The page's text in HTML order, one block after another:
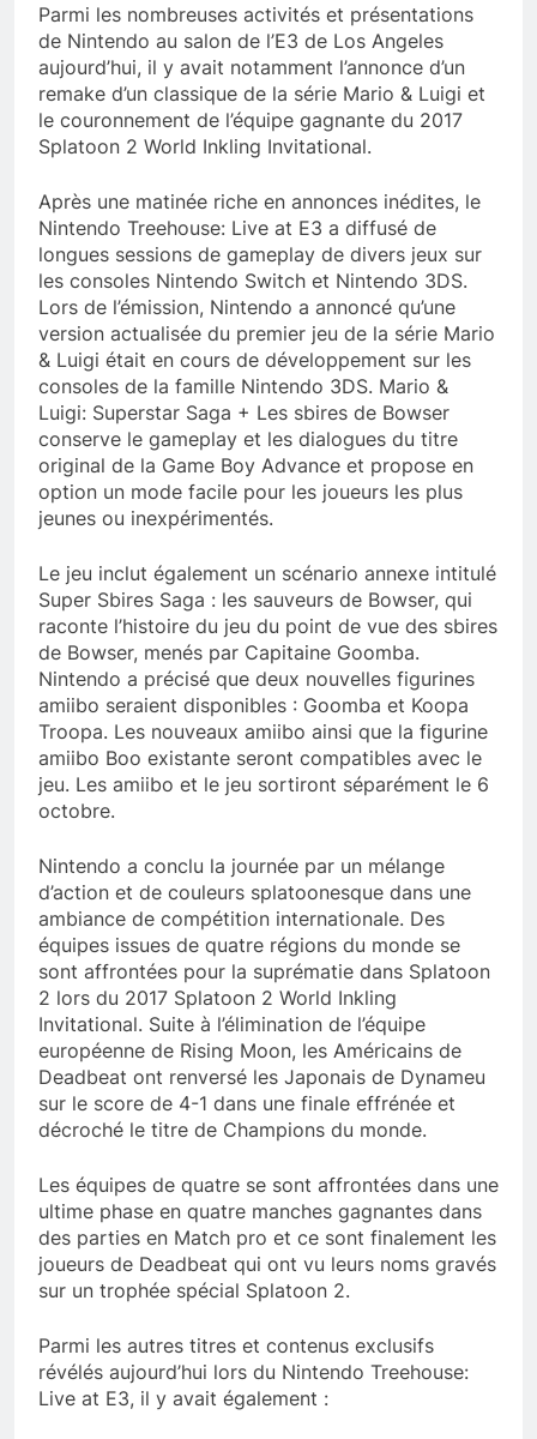
Parmi les nombreuses activités et présentations
de Nintendo au salon de l’E3 de Los Angeles
aujourd’hui, il y avait notamment l’annonce d’un
remake d’un classique de la série Mario & Luigi et
le couronnement de l’équipe gagnante du 2017
Splatoon 2 World Inkling Invitational.
Après une matinée riche en annonces inédites, le
Nintendo Treehouse: Live at E3 a diffusé de
longues sessions de gameplay de divers jeux sur
les consoles Nintendo Switch et Nintendo 3DS.
Lors de l’émission, Nintendo a annoncé qu’une
version actualisée du premier jeu de la série Mario
& Luigi était en cours de développement sur les
consoles de la famille Nintendo 3DS. Mario &
Luigi: Superstar Saga + Les sbires de Bowser
conserve le gameplay et les dialogues du titre
original de la Game Boy Advance et propose en
option un mode facile pour les joueurs les plus
jeunes ou inexpérimentés.
Le jeu inclut également un scénario annexe intitulé
Super Sbires Saga : les sauveurs de Bowser, qui
raconte l’histoire du jeu du point de vue des sbires
de Bowser, menés par Capitaine Goomba.
Nintendo a précisé que deux nouvelles figurines
amiibo seraient disponibles : Goomba et Koopa
Troopa. Les nouveaux amiibo ainsi que la figurine
amiibo Boo existante seront compatibles avec le
jeu. Les amiibo et le jeu sortiront séparément le 6
octobre.
Nintendo a conclu la journée par un mélange
d’action et de couleurs splatoonesque dans une
ambiance de compétition internationale. Des
équipes issues de quatre régions du monde se
sont affrontées pour la suprématie dans Splatoon
2 lors du 2017 Splatoon 2 World Inkling
Invitational. Suite à l’élimination de l’équipe
européenne de Rising Moon, les Américains de
Deadbeat ont renversé les Japonais de Dynameu
sur le score de 4-1 dans une finale effrénée et
décroché le titre de Champions du monde.
Les équipes de quatre se sont affrontées dans une
ultime phase en quatre manches gagnantes dans
des parties en Match pro et ce sont finalement les
joueurs de Deadbeat qui ont vu leurs noms gravés
sur un trophée spécial Splatoon 2.
Parmi les autres titres et contenus exclusifs
révélés aujourd’hui lors du Nintendo Treehouse:
Live at E3, il y avait également :